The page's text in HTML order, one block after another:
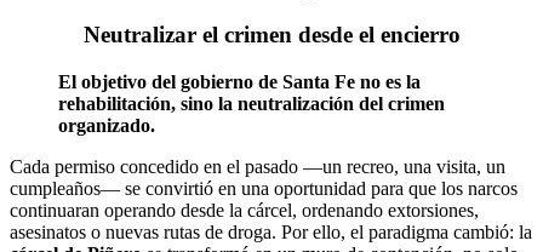
Neutralizar el crimen desde el encierro
El objetivo del gobierno de Santa Fe no es la
rehabilitación, sino la neutralización del crimen
organizado.
Cada permiso concedido en el pasado —un recreo, una visita, un
cumpleaños— se convirtió en una oportunidad para que los narcos
continuaran operando desde la cárcel, ordenando extorsiones,
asesinatos o nuevas rutas de droga. Por ello, el paradigma cambió: la